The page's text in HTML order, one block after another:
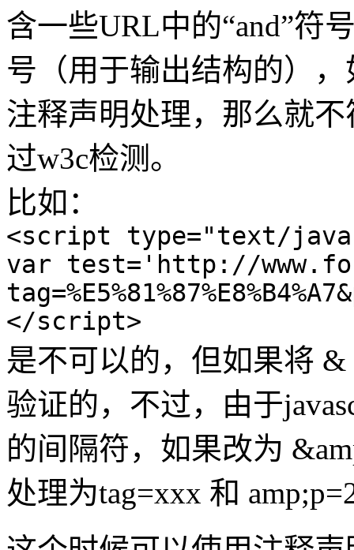
含一些URL中的“and”符
号（用于输出结构的）
注释声明处理，那么就
过w3c检测。
比如：
<script type="text/
var test='http://
</script>
是不可以的，但如果将
验证的，不过，由于
的间隔符，如果改为
处理为tag=xxx 和